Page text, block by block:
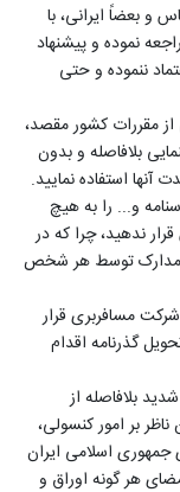
و بعضاً ایرانی، با
نموده و پیشنهاد
ننموده و حتی
مقررات کشور مقصد،
بلافاصله و بدون
آنها استفاده نمایید.
و... را به هیچ
ندهید، چرا که در
مدارک توسط هر شخص
شرکت مسافربری قرار
گذرنامه اقدام
بلافاصله از
۳۶ کنوانسیون وین ناظر بر امور کنسولی،
جمهوری اسلامی ایران
هر گونه اوراق و